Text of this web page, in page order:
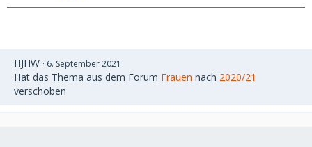
HJHW 6. September 2021
Hat das Thema aus dem Forum Frauen nach 2020/21
verschoben